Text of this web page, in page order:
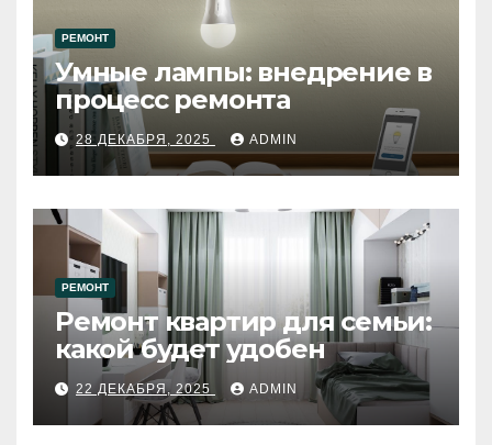
РЕМОНТ
Умные лампы: внедрение в
процесс ремонта
28 ДЕКАБРЯ, 2025 ADMIN
РЕМОНТ
Ремонт квартир для семьи:
какой будет удобен
22 ДЕКАБРЯ, 2025 ADMIN